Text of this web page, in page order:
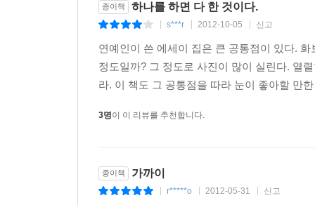
종이책 하나를 하면 다 한 것이다.
s***r 2012-10-05 신고
연예인이 쓴 에세이 집은 큰 공통점이 있다.
정도일까? 그 정도로 사진이 많이 실린다. 열
라. 이 책도 그 공통점을 따라 눈이 좋아할 만
3명이 이 리뷰를 추천합니다.
종이책 가까이
r*****o 2012-05-31 신고